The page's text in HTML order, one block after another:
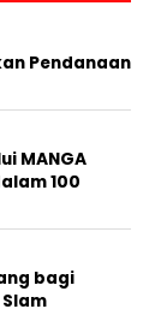
Pendanaan
MANGA
100
bagi